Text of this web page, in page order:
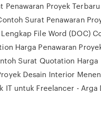
Penawaran Proyek
Surat Penawaran
File Word (DOC)
Harga Penawaran
Surat Quotation Harga
Desain Interior
IT untuk Freelancer - Arga